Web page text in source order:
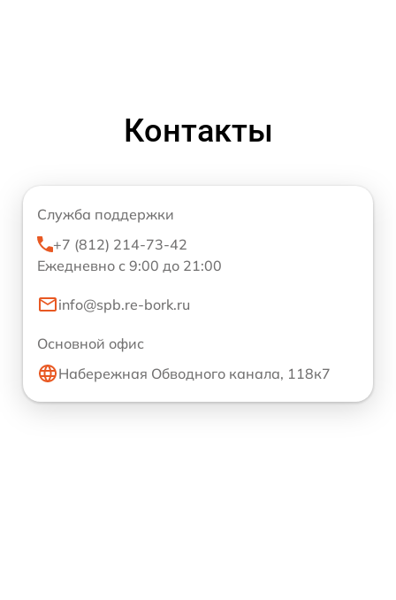
Контакты
Служба поддержки
+7 (812) 214-73-42
Ежедневно с 9:00 до 21:00
info@spb.re-bork.ru
Основной офис
Набережная Обводного канала, 118к7